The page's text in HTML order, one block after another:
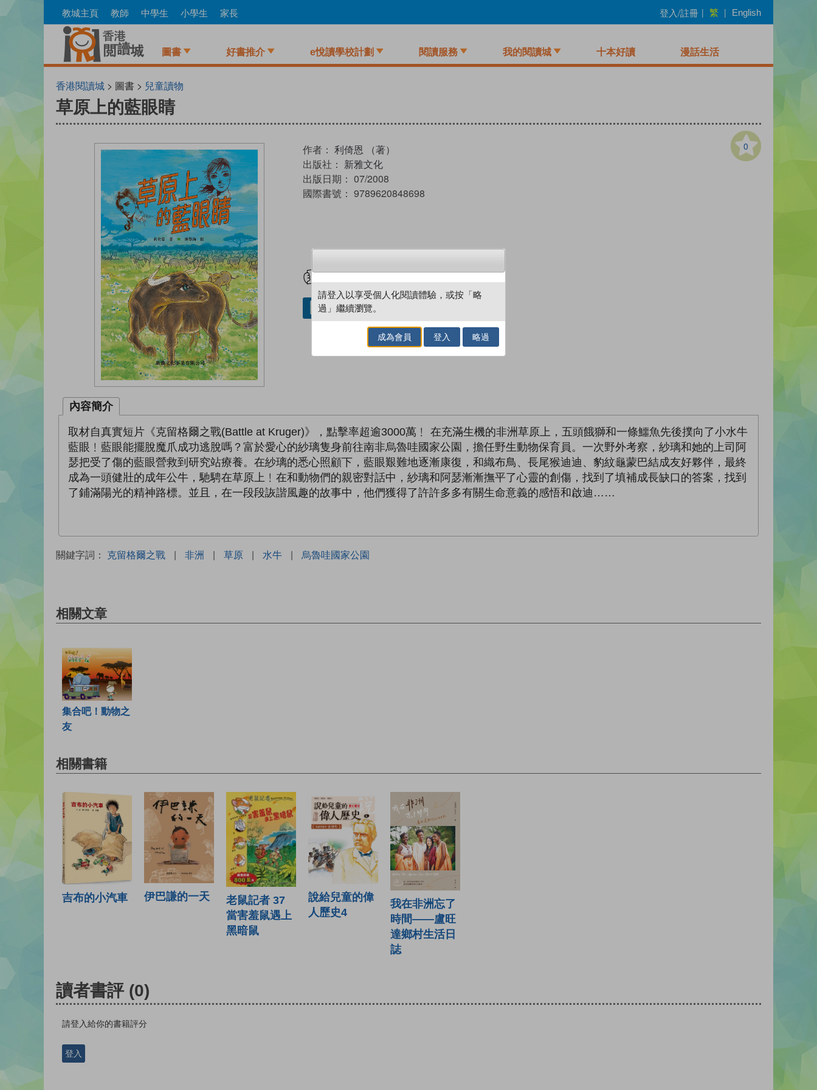
to
教城主頁 教師 中學生 小學生 家長 登入/註冊 | 繁 | English
圖書 好書推介 e悅讀學校計劃 閱讀服務 我的閱讀城 十本好讀 漫話生活
香港閱讀城 > 圖書 > 兒童讀物
草原上的藍眼睛
0
作者： 利倚恩 （著）
出版社： 新雅文化
出版日期： 07/2008
國際書號： 9789620848698
借閱實體書
內容簡介
取材自真實短片《克留格爾之戰(Battle at Kruger)》，點擊率超逾3000萬﹗ 在充滿生機的非洲草原上，五頭餓獅和一條鱷魚先後撲向了小水牛
藍眼﹗藍眼能擺脫魔爪成功逃脫嗎？富於愛心的紗璃隻身前往南非烏魯哇國家公園，擔任野生動物保育員。一次野外考察，紗璃和她的上司阿
瑟把受了傷的藍眼營救到研究站療養。在紗璃的悉心照顧下，藍眼艱難地逐漸康復，和織布鳥、長尾猴迪迪、豹紋龜蒙巴結成友好夥伴，最終
成為一頭健壯的成年公牛，馳騁在草原上﹗在和動物們的親密對話中，紗璃和阿瑟漸漸撫平了心靈的創傷，找到了填補成長缺口的答案，找到
了鋪滿陽光的精神路標。並且，在一段段詼諧風趣的故事中，他們獲得了許許多多有關生命意義的感悟和啟迪……
關鍵字詞： 克留格爾之戰 | 非洲 | 草原 | 水牛 | 烏魯哇國家公園
相關文章
集合吧！動物之
友
相關書籍
吉布的小汽車 伊巴謙的一天
老鼠記者 37
當害羞鼠遇上
黑暗鼠
說給兒童的偉
人歷史4
我在非洲忘了
時間——盧旺
達鄉村生活日
誌
讀者書評 (0)
請登入給你的書籍評分
登入
請登入以享受個人化閱讀體驗，或按「略
過」繼續瀏覽。
成為會員 登入 略過